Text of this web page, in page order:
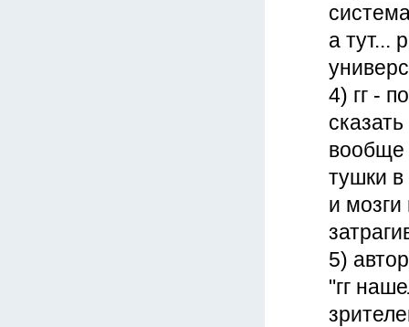
а тут...
4) гг -
вообще
тушки
и
5)
"гг